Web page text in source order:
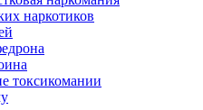
наркотиков
токсикомании